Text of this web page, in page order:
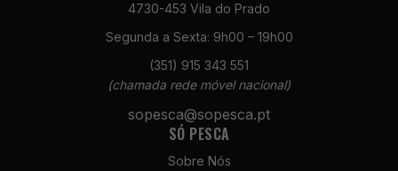
4730-453 Vila do Prado
Segunda a Sexta: 9h00 – 19h00
(351) 915 343 551
(chamada rede móvel nacional)
sopesca@sopesca.pt
SÓ PESCA
Sobre Nós
Estes cookies
não são
opcionais. São
necessários
para o
funcionamento